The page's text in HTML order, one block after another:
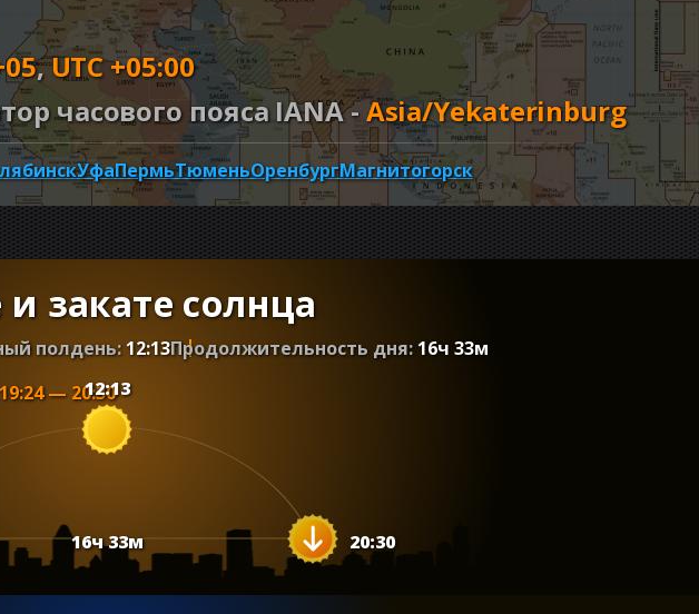
,UTC +05:00
часового пояса IANA -Asia/Yekaterinburg
УфаПермьТюменьОренбургМагнитогорск
закате солнца
полдень:12:13Продолжительность дня: 16ч 33м
19:24— 20:30
20:30
12:13
16ч33м